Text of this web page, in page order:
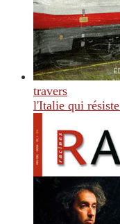
travers
l'Italie qui résiste